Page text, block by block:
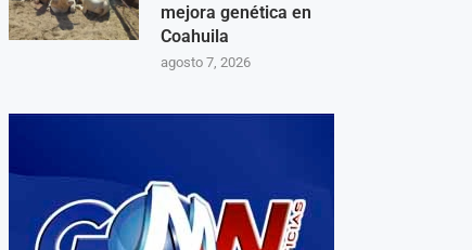
mejora genética en
Coahuila
agosto 7, 2026